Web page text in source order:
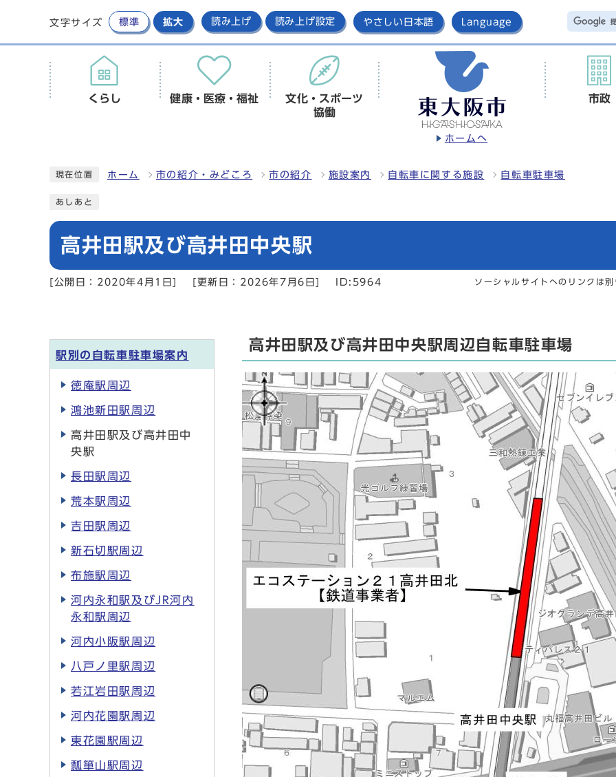
文字サイズ 標準 拡大 読み上げ 読み上げ設定 やさしい日本語 Language
ホームへ
くらし 健康・医療・福祉
文化・スポーツ
協働
市政
現在位置 ホーム 市の紹介・みどころ 市の紹介 施設案内 自転車に関する施設 自転車駐車場
あしあと
高井田駅及び高井田中央駅
[公開日：2020年4月1日] [更新日：2026年7月6日] ID:5964 ソーシャルサイトへのリンクは
高井田駅及び高井田中央駅周辺自転車駐車場
駅別の自転車駐車場案内
徳庵駅周辺
鴻池新田駅周辺
高井田駅及び高井田中
央駅
長田駅周辺
荒本駅周辺
吉田駅周辺
新石切駅周辺
布施駅周辺
河内永和駅及びJR河内
永和駅周辺
河内小阪駅周辺
八戸ノ里駅周辺
若江岩田駅周辺
河内花園駅周辺
東花園駅周辺
瓢箪山駅周辺